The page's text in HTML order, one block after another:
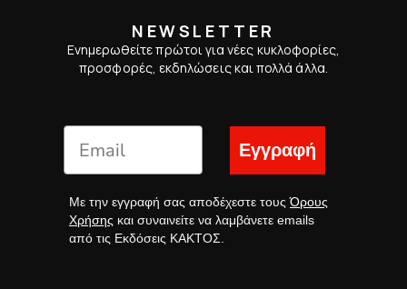
NEWSLETTER
Ενημερωθείτε πρώτοι για νέες κυκλοφορίες,
προσφορές, εκδηλώσεις και πολλά άλλα.
Εγγραφή
Με την εγγραφή σας αποδέχεστε τουςΌρους
Χρήσης και συναινείτε να λαμβάνετε emails
από τις Εκδόσεις ΚΑΚΤΟΣ.